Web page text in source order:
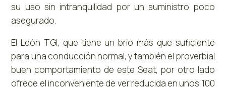
su uso sin intranquilidad por un suministro poco
asegurado.
El León TGI, que tiene un brío más que suficiente
para una conducción normal, y también el proverbial
buen comportamiento de este Seat, por otro lado
ofrece el inconveniente de ver reducida en unos 100